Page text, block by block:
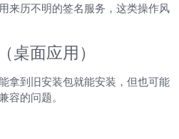
来历不明的签名服务，这类操作风
面应用）
拿到旧安装包就能安装，但也可能
容的问题。